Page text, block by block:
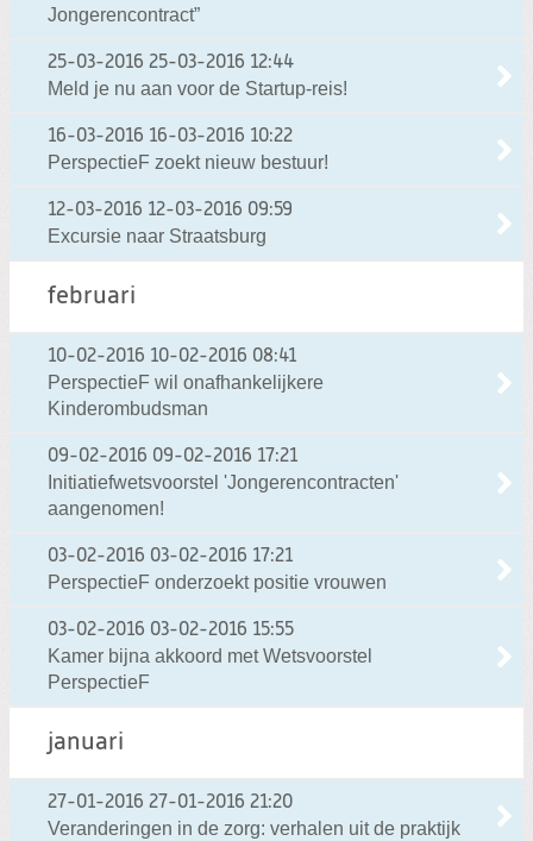
Jongerencontract”
25-03-2016 25-03-2016 12:44
Meld je nu aan voor de Startup-reis!
16-03-2016 16-03-2016 10:22
PerspectieF zoekt nieuw bestuur!
12-03-2016 12-03-2016 09:59
Excursie naar Straatsburg
februari
10-02-2016 10-02-2016 08:41
PerspectieF wil onafhankelijkere
Kinderombudsman
09-02-2016 09-02-2016 17:21
Initiatiefwetsvoorstel 'Jongerencontracten'
aangenomen!
03-02-2016 03-02-2016 17:21
PerspectieF onderzoekt positie vrouwen
03-02-2016 03-02-2016 15:55
Kamer bijna akkoord met Wetsvoorstel
PerspectieF
januari
27-01-2016 27-01-2016 21:20
Veranderingen in de zorg: verhalen uit de praktijk